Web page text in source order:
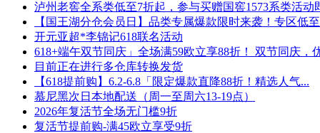
泸州老窖全系类低至7折起，参与买赠国窖1573系类活动
【国王湖分仓会员日】品类专属爆款限时来袭！专区低
开元亚超*李锦记618联名活动
618+端午双节同庆」全场满59欧立享88折！ 双节同庆，
目前正在进行多仓库转换发货
【618提前购】6.2-6.8「限定爆款直降88折！精选人气...
慕尼黑次日本地配送（周一至周六13-19点）
2026年复活节全场无门槛9折
复活节提前购-满45欧立享受9折